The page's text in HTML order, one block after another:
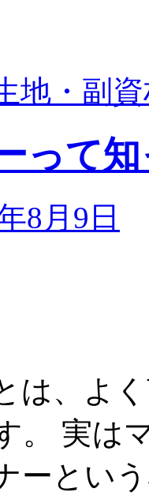
地・副
って
8月9日
は、よ
。 実は
ーとい